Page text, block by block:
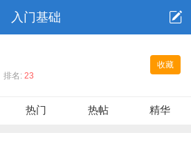
入门基础
收藏
排名: 23
热门 热帖 精华